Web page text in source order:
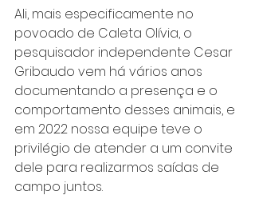
Ali, mais especificamente no
povoado de Caleta Olívia, o
pesquisador independente Cesar
Gribaudo vem há vários anos
documentando a presença e o
comportamento desses animais, e
em 2022 nossa equipe teve o
privilégio de atender a um convite
dele para realizarmos saídas de
campo juntos.